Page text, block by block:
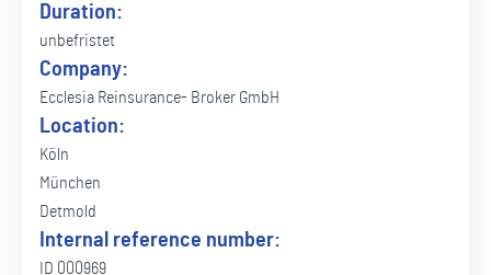
Duration:
unbefristet
Company:
Ecclesia Reinsurance- Broker GmbH
Location:
Köln
München
Detmold
Internal reference number:
ID 000969